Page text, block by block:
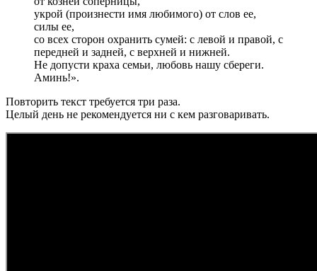
укрой (произнести имя любимого) от слов ее,
силы ее,
со всех сторон охранить сумей: с левой и правой, с
передней и задней, с верхней и нижней.
Не допусти краха семьи, любовь нашу сбереги.
Аминь!».
Повторить текст требуется три раза.
Целый день не рекомендуется ни с кем разговаривать.